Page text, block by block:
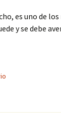
es uno de
y se debe